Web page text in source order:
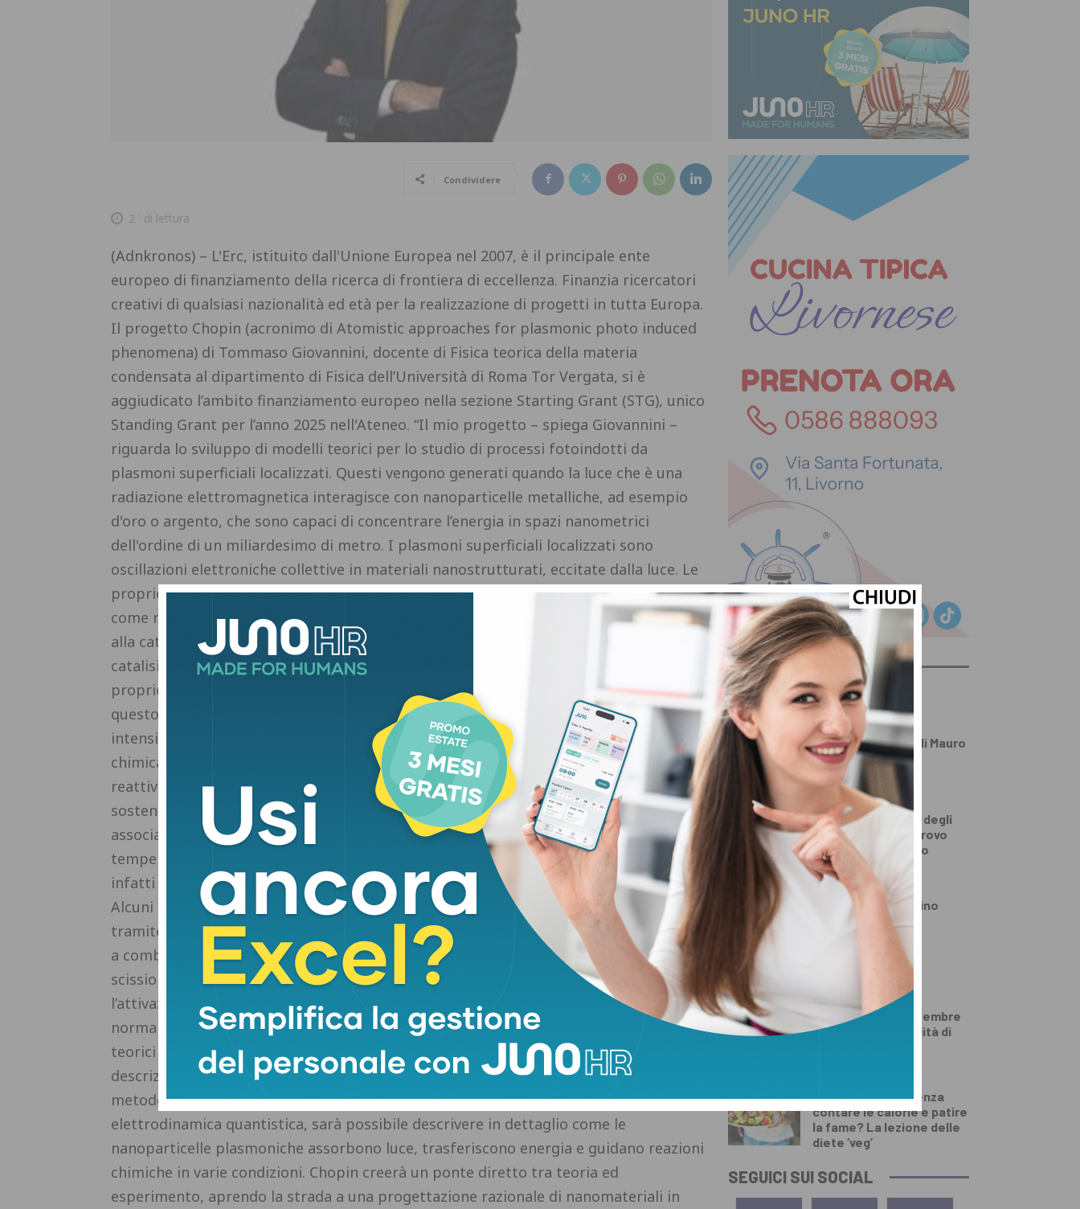
Condividere
2 ' di lettura
(Adnkronos) – L'Erc, istituito dall'Unione Europea nel 2007, è il principale ente
europeo di finanziamento della ricerca di frontiera di eccellenza. Finanzia ricercatori
creativi di qualsiasi nazionalità ed età per la realizzazione di progetti in tutta Europa.
Il progetto Chopin (acronimo di Atomistic approaches for plasmonic photo induced
phenomena) di Tommaso Giovannini, docente di Fisica teorica della materia
condensata al dipartimento di Fisica dell’Università di Roma Tor Vergata, si è
aggiudicato l’ambito finanziamento europeo nella sezione Starting Grant (STG), unico
Standing Grant per l’anno 2025 nell'Ateneo. “Il mio progetto – spiega Giovannini –
riguarda lo sviluppo di modelli teorici per lo studio di processi fotoindotti da
plasmoni superficiali localizzati. Questi vengono generati quando la luce che è una
radiazione elettromagnetica interagisce con nanoparticelle metalliche, ad esempio
d'oro o argento, che sono capaci di concentrare l’energia in spazi nanometrici
dell'ordine di un miliardesimo di metro. I plasmoni superficiali localizzati sono
oscillazioni elettroniche collettive in materiali nanostrutturati, eccitate dalla luce. Le
proprietà uniche dei plasmoni superficiali consentono di attivare processi fotoindotti,
come reazioni chimiche, utilizzando condizioni di gran lunga più sostenibili rispetto
alla catalisi convenzionale. Il campo che studia questi fenomeni prende il nome di
catalisi plasmonica. La catalisi plasmonica è un approccio innovativo che sfrutta le
proprietà ottiche dei plasmoni superficiali per promuovere reazioni chimiche". “In
questo modo – prosegue Giovannini – si possono generare campi elettrici molto
intensi, che insieme ad altri fenomeni quantistici sono in grado di modificare la
chimica di sistemi molecolari in prossimità della loro superficie e in particolare la loro
reattività". Il grande interesse attuale verso la catalisi plasmonica in termini di
sostenibilità è dovuto al fatto che essa consente di ridurre il consumo energetico
associato alla catalisi convenzionale, sostituendo condizioni drastiche, come alte
temperature o pressioni, con l’uso di luce visibile o solare. La catalisi plasmonica può
infatti avere vari utilizzi, in particolare per la chimica sostenibile e l’energia verde.
Alcuni esempi di reazioni di grande impatto che possono essere guidate o accelerate
tramite processi plasmonici includono, tra le altre, la riduzione dell'anidride carbonica
a combustibili o molecole di interesse chimico, la generazione di idrogeno tramite
scissione fotoindotta dell’acqua, la fissazione dell’azoto in condizioni blande,
l’attivazione di metalli abbondanti sulla Terra, come ad esempio il ferro, che sono
normalmente cataliticamente inattivi. “Chopin ha l’obiettivo di costruire nuovi metodi
teorici per modellizzare e prevedere questi fenomeni complessi, attraverso una
descrizione atomistica sia dei sistemi molecolari che delle nanostrutture. Grazie a
metodologie avanzate che uniscono chimica teorica, fisica della materia e
elettrodinamica quantistica, sarà possibile descrivere in dettaglio come le
nanoparticelle plasmoniche assorbono luce, trasferiscono energia e guidano reazioni
chimiche in varie condizioni. Chopin creerà un ponte diretto tra teoria ed
esperimento, aprendo la strada a una progettazione razionale di nanomateriali in
ULTIMI ARTICOLI
PRIMO PIANO
Sgomento per la
prematura morte di Mauro
Ducceschi
PRIMO PIANO
Pistoia dalla parte degli
anziani: punti di ritrovo
aperti tutto agosto
PRIMO PIANO
Quarrata ricorda Gino
Bracali, Giordano
Cappellini e Mario
Carta d’identità
elettronica, a settembre
cambiano le modalità di
Come dimagrire senza
contare le calorie e patire
la fame? La lezione delle
diete ‘veg’
SEGUICI SUI SOCIAL